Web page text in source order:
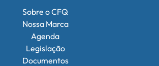
Sobre o CFQ
Nossa Marca
Agenda
Legislação
Documentos